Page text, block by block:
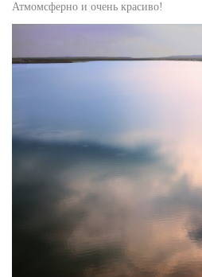
Атмомсферно и очень красиво!